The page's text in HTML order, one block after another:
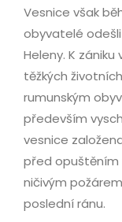
Vesnice však
obyvatelé
Heleny. K
těžkých
rumunským
především
vesnice
před opuštěním
ničivým
poslední ránu.